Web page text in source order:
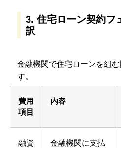
3. 住宅ローン契約フ
訳
金融機関で住宅ローンを組
す。
費用
項目
内容
融資
金融機関に支払